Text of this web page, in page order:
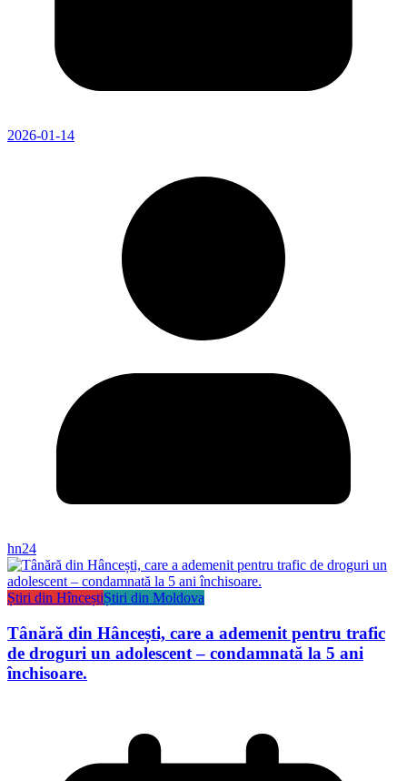
2026-01-14
hn24
Știri din HînceștiȘtiri din Moldova
Tânără din Hâncești, care a ademenit pentru trafic
de droguri un adolescent – condamnată la 5 ani
închisoare.